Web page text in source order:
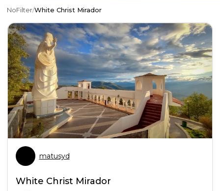
NoFilter/White Christ Mirador
matusyd
White Christ Mirador